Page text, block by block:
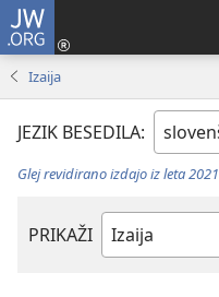
JW.ORG
Izaija
JEZIK BESEDILA:
Glej revidirano izdajo iz leta 2021
PRIKAŽI
Po